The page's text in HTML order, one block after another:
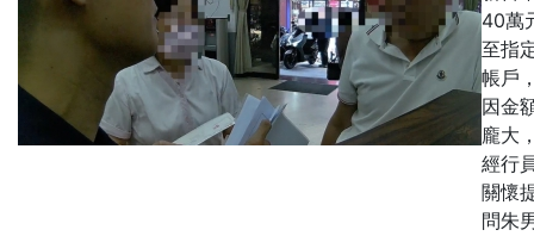
40萬
至指
帳戶
因金
龐大
經行
關懷
問朱